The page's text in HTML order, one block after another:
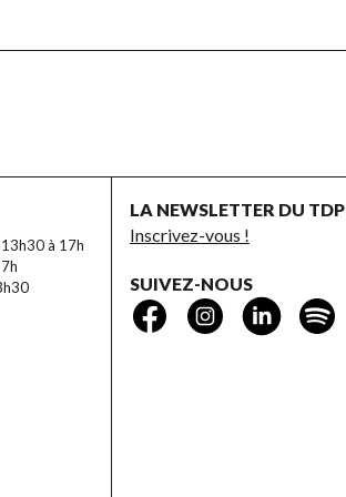
à 17h
LA NEWSLETTER DU TDP
Inscrivez-vous !
SUIVEZ-NOUS